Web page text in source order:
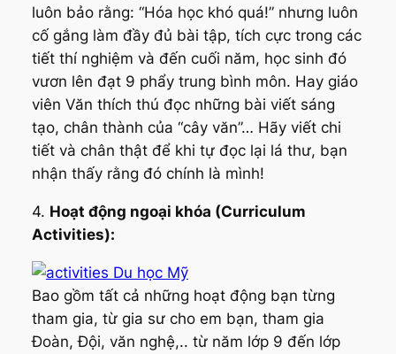
luôn bảo rằng: “Hóa học khó quá!” nhưng luôn
cố gắng làm đầy đủ bài tập, tích cực trong các
tiết thí nghiệm và đến cuối năm, học sinh đó
vươn lên đạt 9 phẩy trung bình môn. Hay giáo
viên Văn thích thú đọc những bài viết sáng
tạo, chân thành của “cây văn”… Hãy viết chi
tiết và chân thật để khi tự đọc lại lá thư, bạn
nhận thấy rằng đó chính là mình!
4. Hoạt động ngoại khóa (Curriculum
Activities):
Bao gồm tất cả những hoạt động bạn từng
tham gia, từ gia sư cho em bạn, tham gia
Đoàn, Đội, văn nghệ,.. từ năm lớp 9 đến lớp